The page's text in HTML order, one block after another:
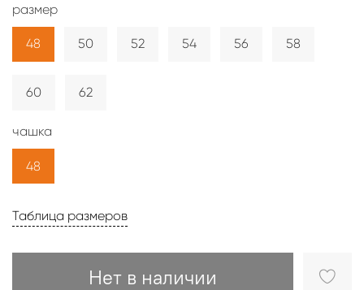
Таблица размеров
Нет в наличии
размер
48 50 52 54 56 58
60 62
чашка
48